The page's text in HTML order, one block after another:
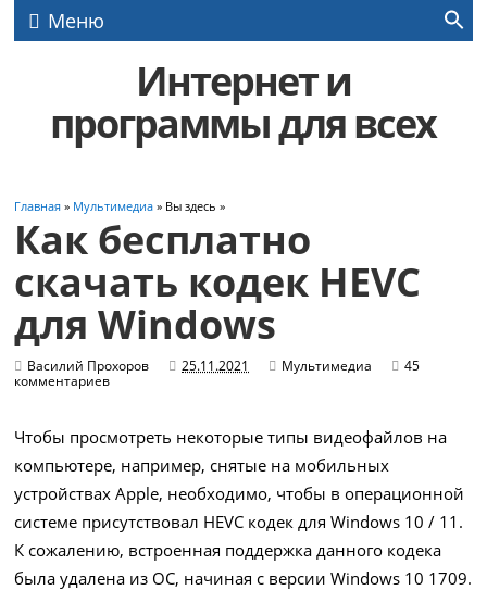
Меню
Интернет и
программы для всех
Главная » Мультимедиа » Вы здесь »
Как бесплатно
скачать кодек HEVC
для Windows
Василий Прохоров 25.11.2021 Мультимедиа
45
комментариев
Чтобы просмотреть некоторые типы видеофайлов на
компьютере, например, снятые на мобильных
устройствах Apple, необходимо, чтобы в операционной
системе присутствовал HEVC кодек для Windows 10 / 11.
К сожалению, встроенная поддержка данного кодека
была удалена из ОС, начиная с версии Windows 10 1709.